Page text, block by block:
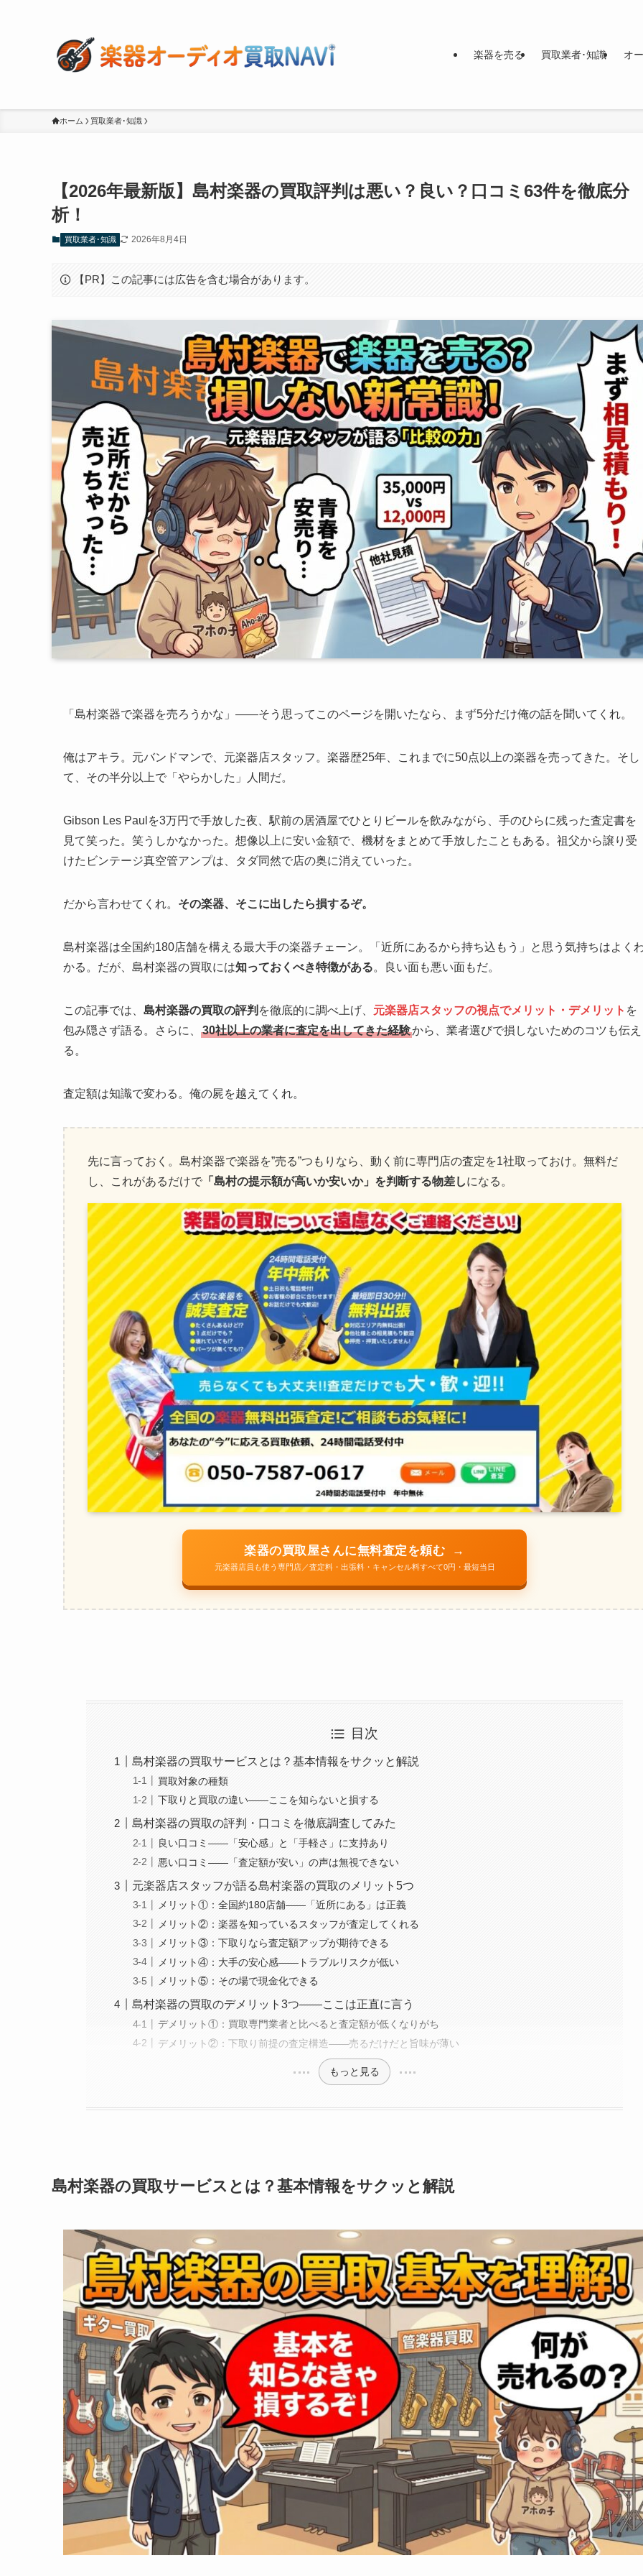
楽器を売る 買取業者･知識 オ
ホーム 買取業者･知識
【2026年最新版】島村楽器の買取評判は悪い？良い？口コミ63件を徹底分
析！
買取業者･知識 2026年8月4日
【PR】この記事には広告を含む場合があります。
「島村楽器で楽器を売ろうかな」——そう思ってこのページを開いたなら、まず5分だけ俺の話を聞いてくれ。
俺はアキラ。元バンドマンで、元楽器店スタッフ。楽器歴25年、これまでに50点以上の楽器を売ってきた。そし
て、その半分以上で「やらかした」人間だ。
Gibson Les Paulを3万円で手放した夜、駅前の居酒屋でひとりビールを飲みながら、手のひらに残った査定書を
見て笑った。笑うしかなかった。想像以上に安い金額で、機材をまとめて手放したこともある。祖父から譲り受
けたビンテージ真空管アンプは、タダ同然で店の奥に消えていった。
だから言わせてくれ。 その楽器、そこに出したら損するぞ。
島村楽器は全国約180店舗を構える最大手の楽器チェーン。「近所にあるから持ち込もう」と思う気持ちはよく
かる。だが、島村楽器の買取には知っておくべき特徴がある。良い面も悪い面もだ。
この記事では、 島村楽器の買取の評判 を徹底的に調べ上げ、 元楽器店スタッフの視点でメリット・デメリット を
包み隠さず語る。さらに、
30社以上の業者に査定を出してきた経験から、業者選びで損しないためのコツも伝え
る。
査定額は知識で変わる。俺の屍を越えてくれ。
先に言っておく。島村楽器で楽器を”売る”つもりなら、動く前に専門店の査定を1社取っておけ。無料だ
し、これがあるだけで 「島村の提示額が高いか安いか」を判断する物差しになる。
楽器の買取屋さんに無料査定を頼む →
元楽器店員も使う専門店／査定料・出張料・キャンセル料すべて0円・最短当日
目次
島村楽器の買取サービスとは？基本情報をサクッと解説
買取対象の種類
下取りと買取の違い——ここを知らないと損する
島村楽器の買取の評判・口コミを徹底調査してみた
良い口コミ——「安心感」と「手軽さ」に支持あり
悪い口コミ——「査定額が安い」の声は無視できない
元楽器店スタッフが語る島村楽器の買取のメリット5つ
メリット①：全国約180店舗——「近所にある」は正義
メリット②：楽器を知っているスタッフが査定してくれる
メリット③：下取りなら査定額アップが期待できる
メリット④：大手の安心感——トラブルリスクが低い
メリット⑤：その場で現金化できる
島村楽器の買取のデメリット3つ——ここは正直に言う
デメリット①：買取専門業者と比べると査定額が低くなりがち
デメリット②：下取り前提の査定構造——売るだけだと旨味が薄い
もっと見る
島村楽器の買取サービスとは？基本情報をサクッと解説